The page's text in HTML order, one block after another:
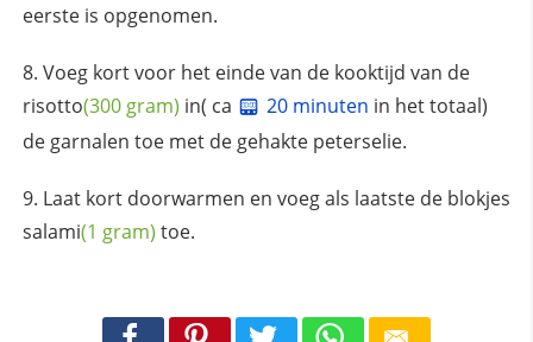
eerste is opgenomen.
Voeg kort voor het einde van de kooktijd van de
risotto(300 gram) in( ca 20 minuten in het totaal)
de garnalen toe met de gehakte peterselie.
Laat kort doorwarmen en voeg als laatste de blokjes
salami(1 gram) toe.